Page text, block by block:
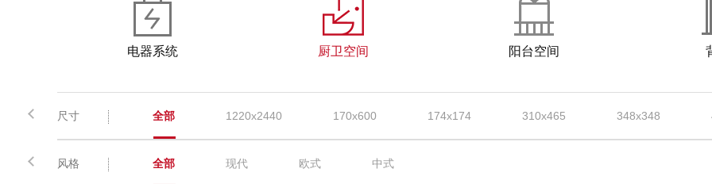
电器系统 厨卫空间 阳台空间
尺寸 全部 1220x2440 170x600 174x174 310x465 348x348
风格 全部 现代 欧式 中式